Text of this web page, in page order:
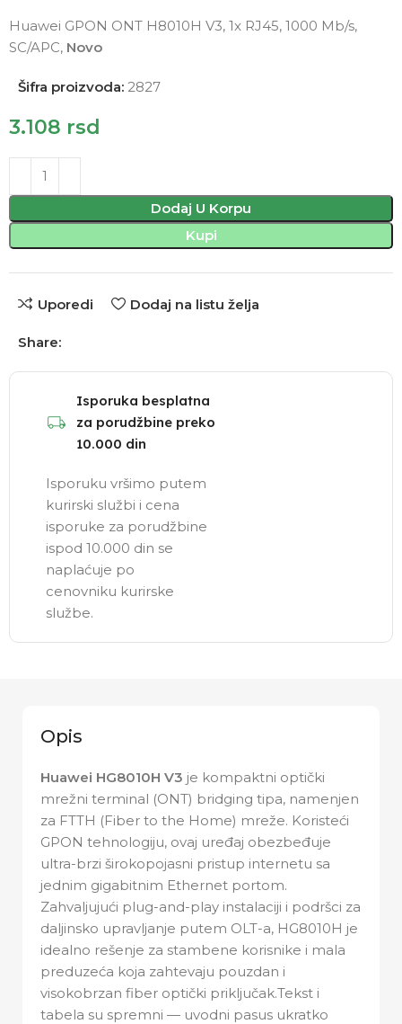
Huawei GPON ONT H8010H V3, 1x RJ45, 1000 Mb/s,
SC/APC, Novo
Šifra proizvoda: 2827
3.108 rsd
Dodaj U Korpu
Kupi
Uporedi Dodaj na listu želja
Share:
Isporuka besplatna
za porudžbine preko
10.000 din
Isporuku vršimo putem
kurirski službi i cena
isporuke za porudžbine
ispod 10.000 din se
naplaćuje po
cenovniku kurirske
službe.
Opis
Huawei HG8010H V3 je kompaktni optički
mrežni terminal (ONT) bridging tipa, namenjen
za FTTH (Fiber to the Home) mreže. Koristeći
GPON tehnologiju, ovaj uređaj obezbeđuje
ultra-brzi širokopojasni pristup internetu sa
jednim gigabitnim Ethernet portom.
Zahvaljujući plug-and-play instalaciji i podršci za
daljinsko upravljanje putem OLT-a, HG8010H je
idealno rešenje za stambene korisnike i mala
preduzeća koja zahtevaju pouzdan i
visokobrzan fiber optički priključak.Tekst i
tabela su spremni — uvodni pasus ukratko